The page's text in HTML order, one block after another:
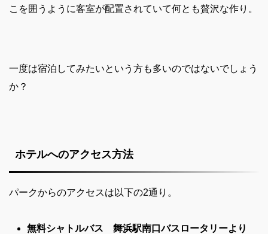
こを囲うように客室が配置されていて何とも贅沢な作り。
一度は宿泊してみたいという方も多いのではないでしょう
か？
ホテルへのアクセス方法
パークからのアクセスは以下の2通り。
無料シャトルバス 舞浜駅南口バスロータリーより